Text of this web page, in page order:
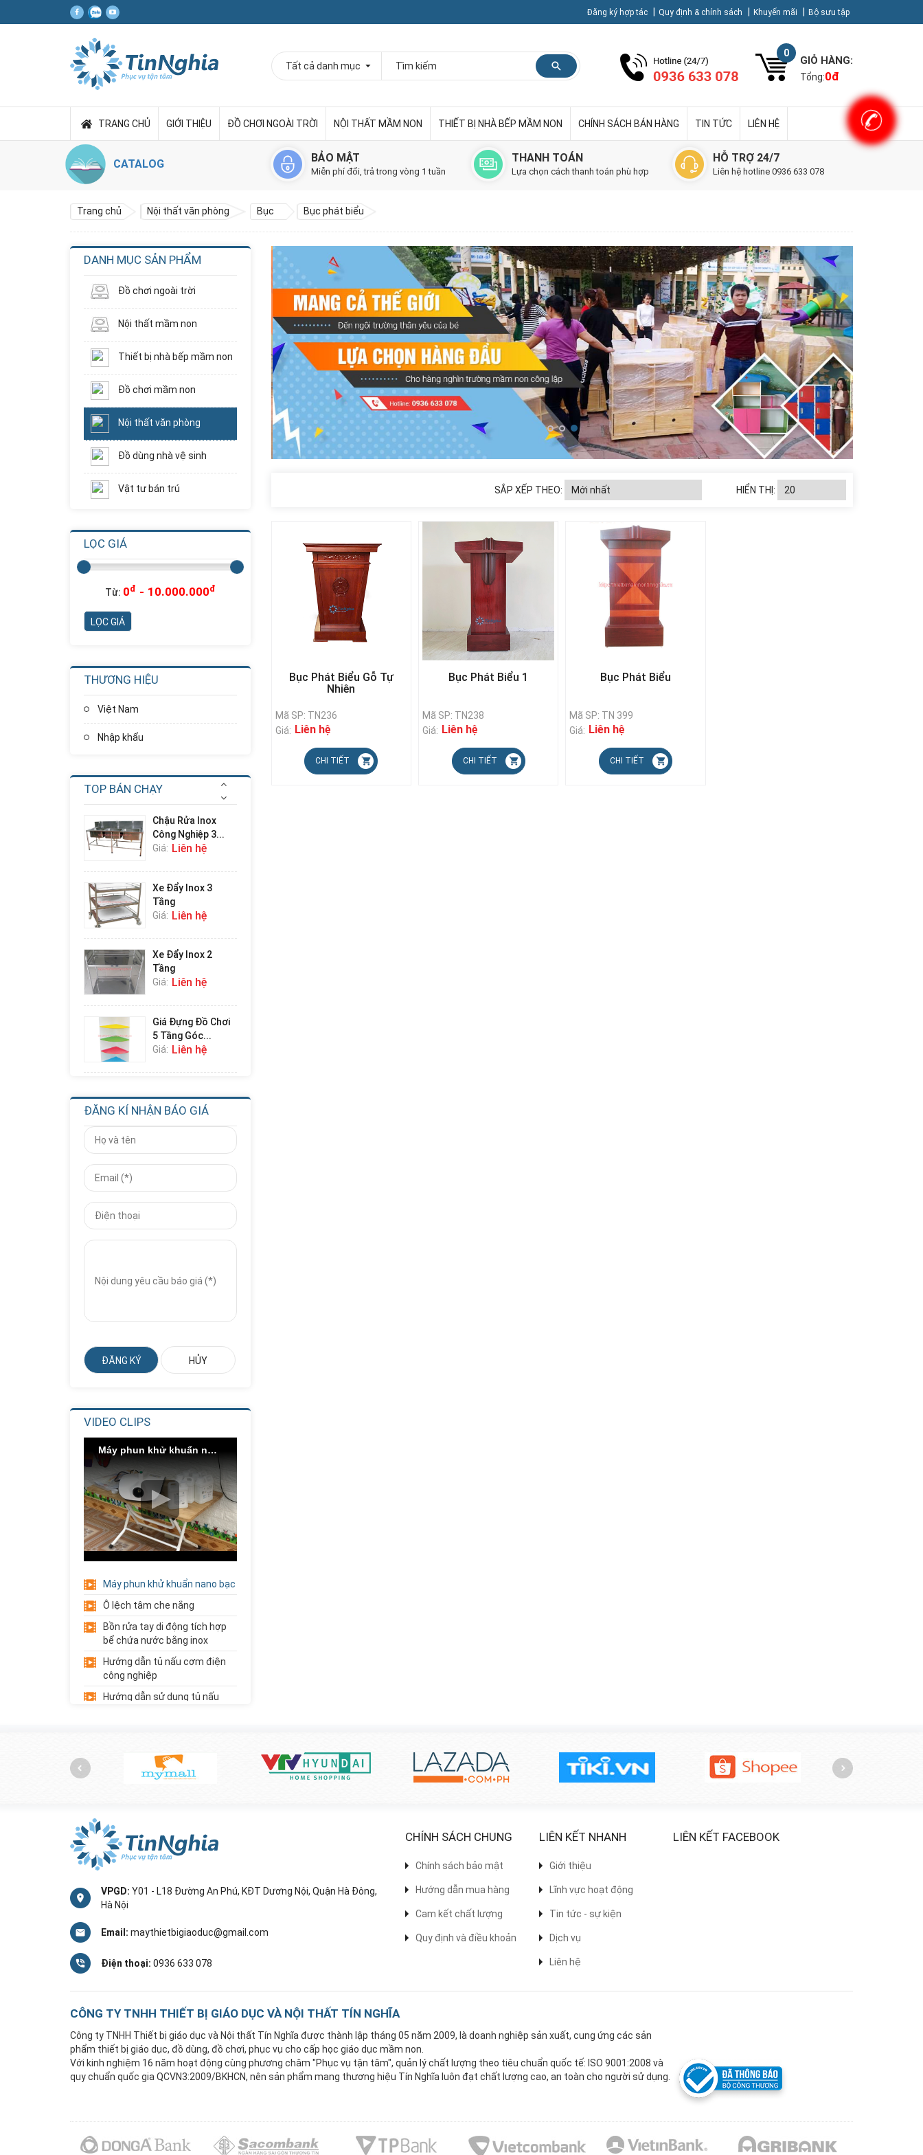
Đăng ký hợp tác Quy định & chính sách Khuyến mãi Bộ sưu tập
0
GIỎ HÀNG:
Tổng:0đ
TRANG CHỦ GIỚI THIỆU ĐỒ CHƠI NGOÀI TRỜI NỘI THẤT MẦM NON THIẾT BỊ NHÀ BẾP MẦM NON CHÍNH SÁCH BÁN HÀNG TIN TỨC LIÊN HỆ
CATALOG BẢO MẬT
Miễn phí đổi, trả trong vòng 1 tuần
THANH TOÁN
Lựa chọn cách thanh toán phù hợp
HỖ TRỢ 24/7
Liên hệ hotline 0936 633 078
Trang chủ Nội thất văn phòng Bục Bục phát biểu
HIỂN THỊ:
SẮP XẾP THEO:
Bục Phát Biểu Gỗ Tự
Nhiên
Mã SP: TN236
Giá: Liên hệ
CHI TIẾT
Bục Phát Biểu 1
Mã SP: TN238
Giá: Liên hệ
CHI TIẾT
Bục Phát Biểu
Mã SP: TN 399
Giá: Liên hệ
CHI TIẾT
DANH MỤC SẢN PHẨM
Đồ chơi ngoài trời
Nội thất mầm non
Thiết bị nhà bếp mầm non
Đồ chơi mầm non
Nội thất văn phòng
Đồ dùng nhà vệ sinh
Vật tư bán trú
LỌC GIÁ
Từ: 0đ - 10.000.000đ
THƯƠNG HIỆU
Việt Nam
Nhập khẩu
TOP BÁN CHẠY
Trượt Xoắn Ống...
Nhà Chơi Cầu
Liên hệ
Chậu Rửa Inox
Công Nghiệp 3...
Giá: Liên hệ
Xe Đẩy Inox 3
Tầng
Giá: Liên hệ
Xe Đẩy Inox 2
Tầng
Giá: Liên hệ
Giá Đựng Đồ Chơi
5 Tầng Góc...
Giá: Liên hệ
4 Tầng Góc...
Giá: Liên hệ
Giá Đựng Đồ Chơi
Nhà Chơi Cầu
Nhà Chơi Cầu
Trượt Kép
Ghế Kép
Giá: Liên hệ
Chậu Rửa Inox
Công Nghiệp 3...
Giá: Liên hệ
Giá: Liên hệ
Xe Đẩy Inox 2
Tầng
Giá Đựng Đồ Chơi
ĐĂNG KÍ NHẬN BÁO GIÁ
VIDEO CLIPS
Máy phun khử khuẩn nano bạc
Máy phun khử khuẩn nano bạc
Ô lệch tâm che nắng
Bồn rửa tay di động tích hợp
bể chứa nước bằng inox
Hướng dẫn tủ nấu cơm điện
công nghiệp
Hướng dẫn sử dụng tủ nấu
Trải cỏ nhân tạo trường mầm
VPGD: Y01 - L18 Đường An Phú, KĐT Dương Nội, Quận Hà Đông,
Hà Nội
Email: maythietbigiaoduc@gmail.com
Điện thoại: 0936 633 078
CHÍNH SÁCH CHUNG
Chính sách bảo mật
Hướng dẫn mua hàng
Cam kết chất lượng
Quy định và điều khoản
LIÊN KẾT NHANH
Giới thiệu
Lĩnh vực hoạt động
Tin tức - sự kiện
Dịch vụ
Liên hệ
LIÊN KẾT FACEBOOK
CÔNG TY TNHH THIẾT BỊ GIÁO DỤC VÀ NỘI THẤT TÍN NGHĨA
Công ty TNHH Thiết bị giáo dục và Nội thất Tín Nghĩa được thành lập tháng 05 năm 2009, là doanh nghiệp sản xuất, cung ứng các sản
phẩm thiết bị giáo dục, đồ dùng, đồ chơi, phục vụ cho cấp học giáo dục mầm non.
Với kinh nghiệm 16 năm hoạt động cùng phương châm "Phục vụ tận tâm", quản lý chất lượng theo tiêu chuẩn quốc tế: ISO 9001:2008 và
quy chuẩn quốc gia QCVN3:2009/BKHCN, nên sản phẩm mang thương hiệu Tín Nghĩa luôn đạt chất lượng cao, an toàn cho người sử dụng.